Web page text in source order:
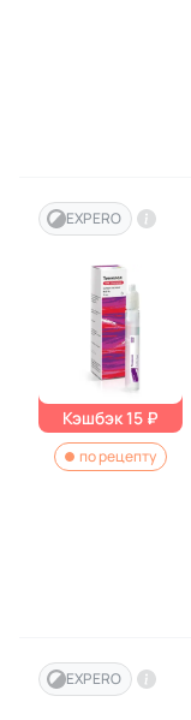
EXPERO
Кэшбэк 15 ₽
по рецепту
EXPERO